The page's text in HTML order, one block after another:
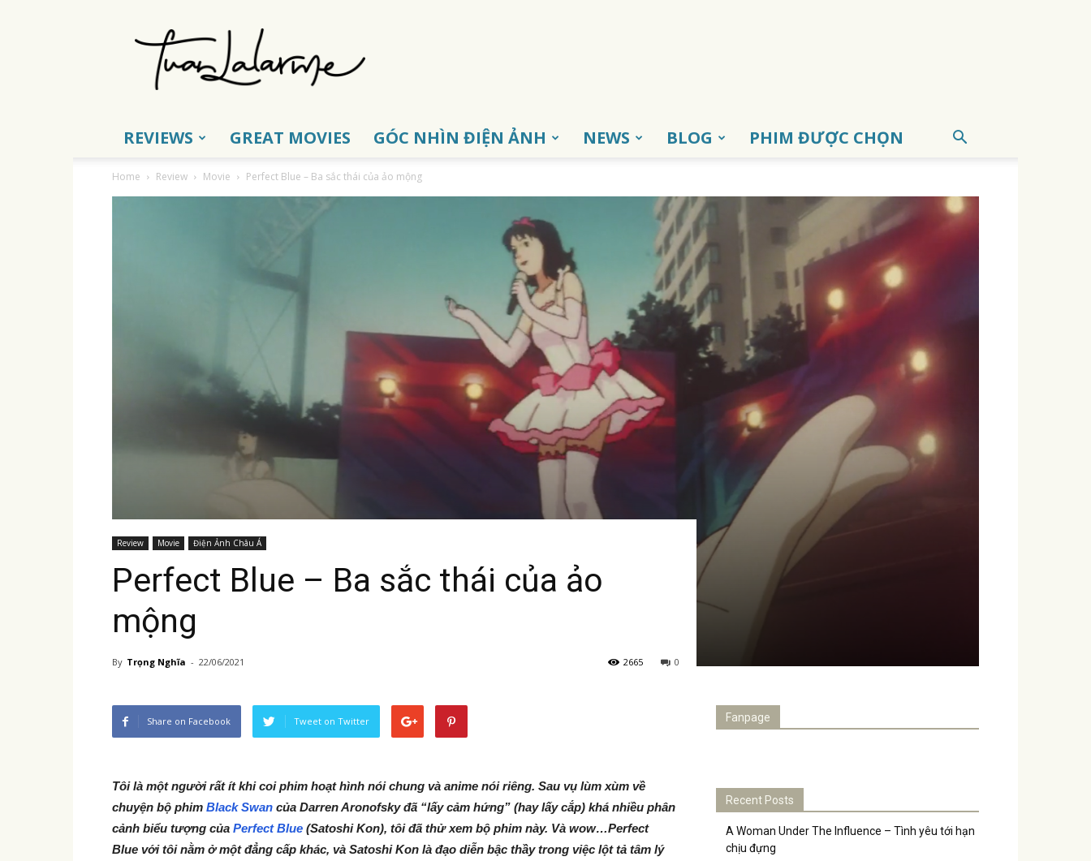
Tuấn
Lalarme
REVIEWS GREAT MOVIES GÓC NHÌN ĐIỆN ẢNH NEWS BLOG PHIM ĐƯỢC CHỌN
Home Review Movie Perfect Blue – Ba sắc thái của ảo mộng
Review Movie Điện Ảnh Châu Á
Perfect Blue – Ba sắc thái của ảo
mộng
By Trọng Nghĩa - 22/06/2021 0
2665
Share on Facebook Tweet on Twitter
Tôi là một người rất ít khi coi phim hoạt hình nói chung và anime nói riêng. Sau vụ lùm xùm về
chuyện bộ phim Black Swan của Darren Aronofsky đã “lấy cảm hứng” (hay lấy cắp) khá nhiều phân
cảnh biểu tượng của Perfect Blue (Satoshi Kon), tôi đã thử xem bộ phim này. Và wow…Perfect
Blue với tôi nằm ở một đẳng cấp khác, và Satoshi Kon là đạo diễn bậc thầy trong việc lột tả tâm lý
Fanpage
Recent Posts
A Woman Under The Influence – Tình yêu tới hạn
chịu đựng